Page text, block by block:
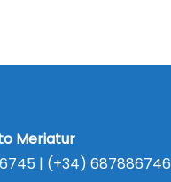
Meriatur
| (+34) 687886746